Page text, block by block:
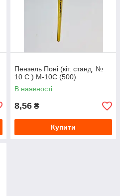
Пензель Поні (кіт. станд. №
10 С ) М-10С (500)
В наявності
8,56 ₴
Купити